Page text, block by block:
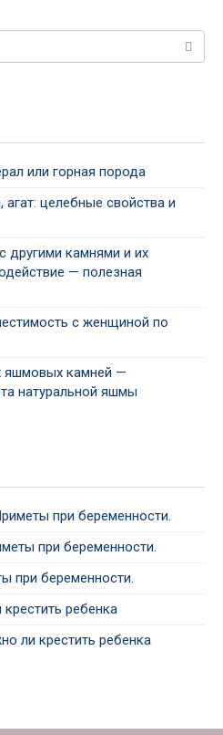
или горная порода
целебные свойства и
другими камнями и их
— полезная
с женщиной по
яшмовых камней —
натуральной яшмы
при беременности.
при беременности.
при беременности.
ребенка
ли крестить ребенка